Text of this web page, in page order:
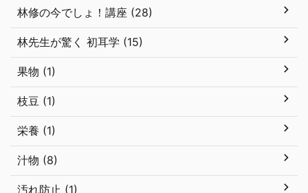
林修の今でしょ！講座 (28)
林先生が驚く 初耳学 (15)
果物 (1)
枝豆 (1)
栄養 (1)
汁物 (8)
汚れ防止 (1)